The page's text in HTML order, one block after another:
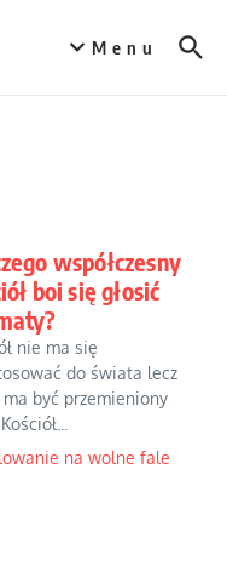
Menu
współczesny
boi się głosić
nie ma się
do świata lecz
być przemieniony
na wolne fale